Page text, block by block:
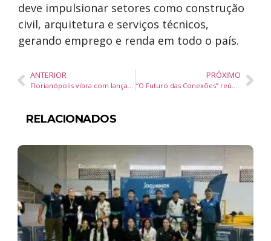
deve impulsionar setores como construção
civil, arquitetura e serviços técnicos,
gerando emprego e renda em todo o país.
ANTERIOR
Florianópolis vibra com lançamento de Flying Fish no P12 e estreia oficial no Sul
PRÓXIMO
“O Futuro das Conexões” reúne mulheres empreendedoras em Curitiba
RELACIONADOS